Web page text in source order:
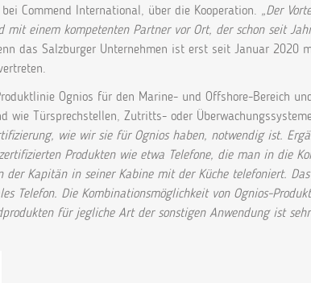
Commend International, über die Kooperation. „Der
einem kompetenten Partner vor Ort, der schon seit
das Salzburger Unternehmen ist erst seit Januar 2020
Ognios für den Marine- und Offshore-Bereich
wie Türsprechstellen, Zutritts- oder
wie wir sie für Ognios haben, notwendig ist.
Produkten wie etwa Telefone, die man in die
der Kapitän in seiner Kabine mit der Küche telefoniert.
Telefon. Die Kombinationsmöglichkeit von Ognios-
für jegliche Art der sonstigen Anwendung ist